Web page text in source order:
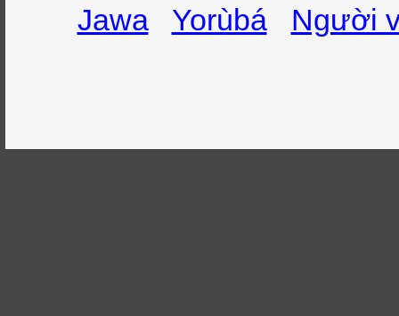
Jawa
Yorùbá Người